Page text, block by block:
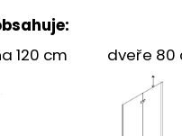
120 cm dveře 80